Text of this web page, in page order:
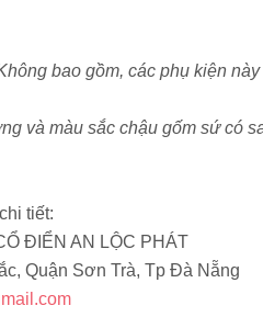
bao gồm, các phụ kiện
và màu sắc chậu gốm sứ có
tiết:
ĐIỂN AN LỘC PHÁT
Quận Sơn Trà, Tp Đà Nẵng